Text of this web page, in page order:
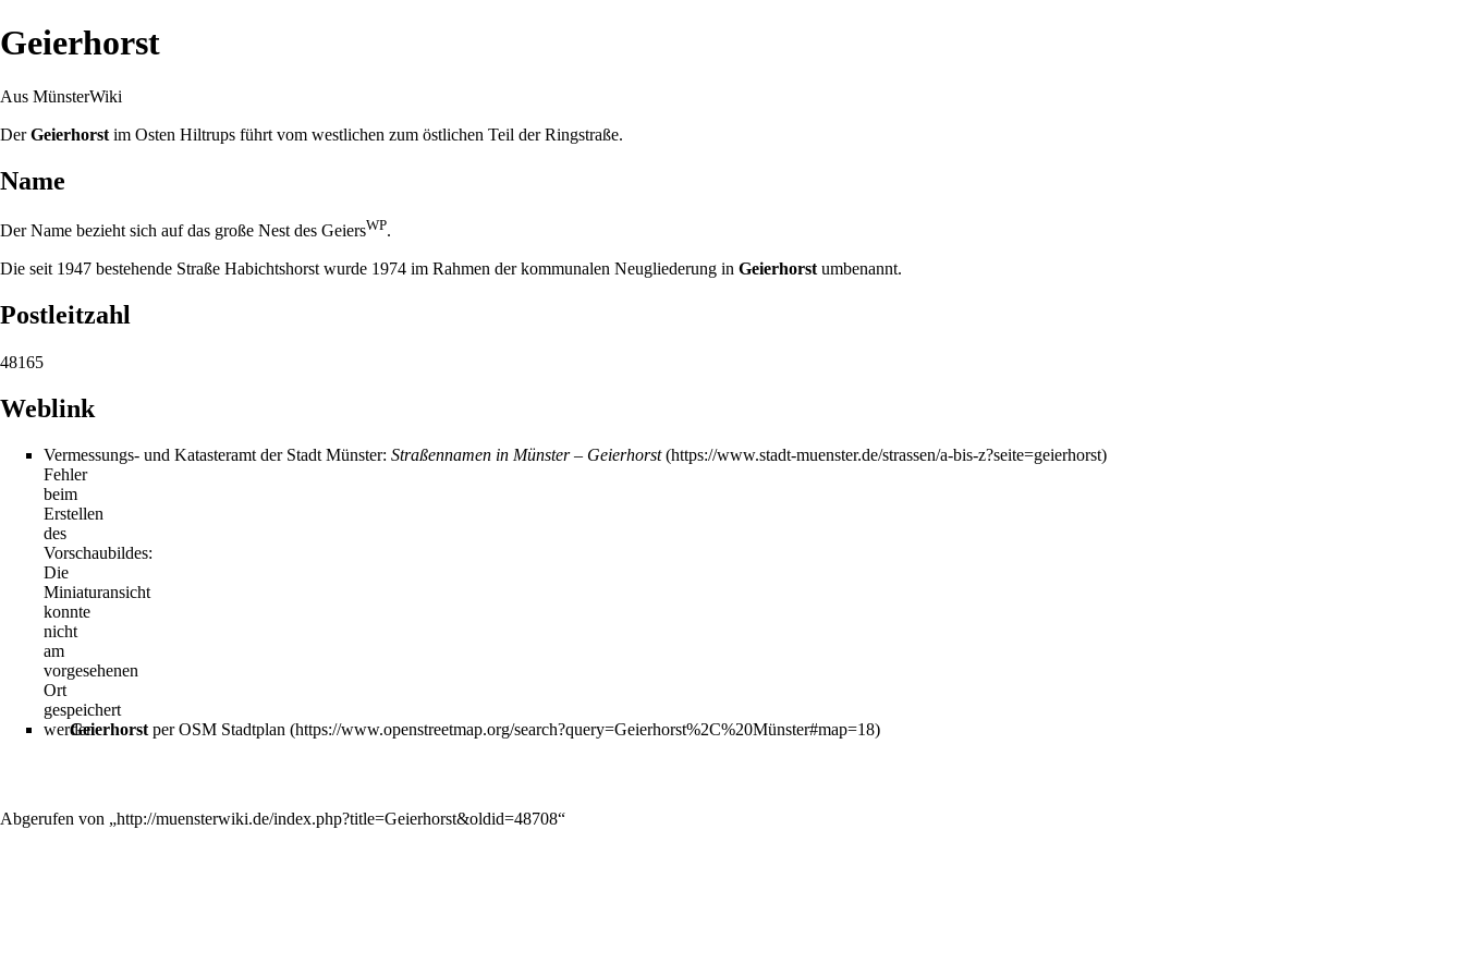
Geierhorst
Aus MünsterWiki
DerGeierhorst im Osten Hiltrups führt vom westlichen zum östlichen Teil derRingstraße.
Name
Der Name bezieht sich auf das große Nest des GeiersWP.
Die seit 1947 bestehende Straße Habichtshorst wurde 1974 im Rahmen der kommunalen Neugliederung in Geierhorst umbenannt.
Postleitzahl
48165
Weblink
Vermessungs- und Katasteramt der Stadt Münster: Straßennamen in Münster – Geierhorst
Fehler
beim
Erstellen
des
Vorschaubildes:
Die
Miniaturansicht
konnte
nicht
am
vorgesehenen
Ort
gespeichert
werdenGeierhorst per OSM Stadtplan
Abgerufen von „http://muensterwiki.de/index.php?title=Geierhorst&oldid=48708“